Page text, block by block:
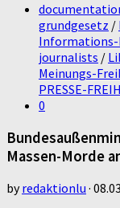
grundgesetz /
journalists /
Meinungs-
PRESSE-
0
Massen-Morde
byredaktionlu ·